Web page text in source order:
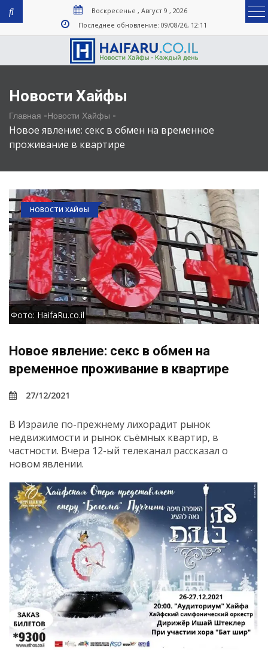
Воскресенье , Август 9 , 2026
Последнее обновление: 09/08/26, 12:11
Новости Хайфы
Главная -Новости Хайфы -
Новое явление: секс в обмен на временное
проживание в квартире
НОВОСТИ ХАЙФЫ
Фото: HaifaRu.co.il
Новое явление: секс в обмен на
временное проживание в квартире
27/12/2021
В Израиле по-прежнему лихорадит рынок
недвижимости и рынок съёмных квартир, в
частности. Вчера 12-ый телеканал рассказал о
новом явлении.